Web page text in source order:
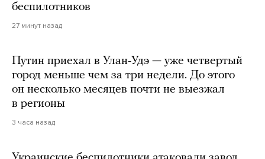
беспилотников
27 минут назад
Путин приехал в Улан-Удэ — уже четвертый
город меньше чем за три недели. До этого
он несколько месяцев почти не выезжал
в регионы
3 часа назад